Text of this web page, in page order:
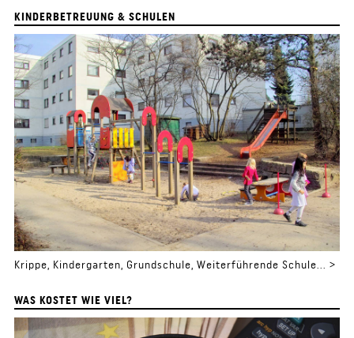
KINDERBETREUUNG & SCHULEN
Krippe, Kindergarten, Grundschule, Weiterführende Schule... >
WAS KOSTET WIE VIEL?